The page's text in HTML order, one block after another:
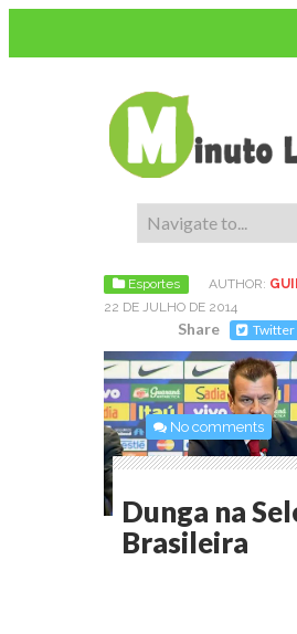
Esportes AUTHOR:
22 DE JULHO DE 2014
Share Twitter
No comments
Dunga na
Brasileira